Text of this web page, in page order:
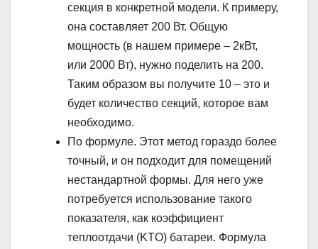
секция в конкретной модели. К примеру,
она составляет 200 Вт. Общую
мощность (в нашем примере – 2кВт,
или 2000 Вт), нужно поделить на 200.
Таким образом вы получите 10 – это и
будет количество секций, которое вам
необходимо.
По формуле. Этот метод гораздо более
точный, и он подходит для помещений
нестандартной формы. Для него уже
потребуется использование такого
показателя, как коэффициент
теплоотдачи (KTO) батареи. Формула